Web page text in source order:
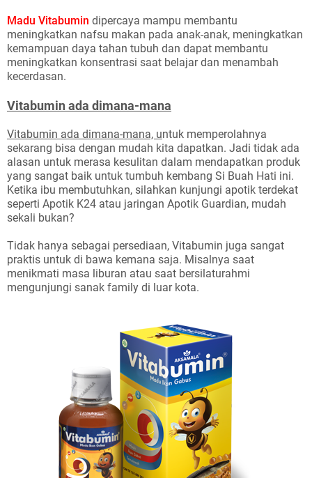
Madu Vitabumin dipercaya mampu membantu
meningkatkan nafsu makan pada anak-anak, meningkatkan
kemampuan daya tahan tubuh dan dapat membantu
meningkatkan konsentrasi saat belajar dan menambah
kecerdasan.
Vitabumin ada dimana-mana
Vitabumin ada dimana-mana, untuk memperolahnya
sekarang bisa dengan mudah kita dapatkan. Jadi tidak ada
alasan untuk merasa kesulitan dalam mendapatkan produk
yang sangat baik untuk tumbuh kembang Si Buah Hati ini.
Ketika ibu membutuhkan, silahkan kunjungi apotik terdekat
seperti Apotik K24 atau jaringan Apotik Guardian, mudah
sekali bukan?
Tidak hanya sebagai persediaan, Vitabumin juga sangat
praktis untuk di bawa kemana saja. Misalnya saat
menikmati masa liburan atau saat bersilaturahmi
mengunjungi sanak family di luar kota.